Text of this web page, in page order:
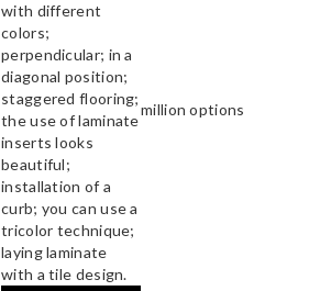
with different
colors;
perpendicular; in a
diagonal position;
staggered flooring;
the use of laminate
inserts looks
beautiful;
installation of a
curb; you can use a
tricolor technique;
laying laminate
with a tile design.
million options